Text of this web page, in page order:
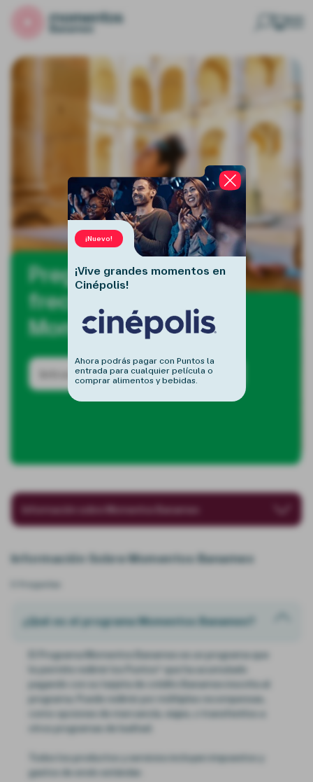
Preguntas
frecuentes de
Momentos Banamex
Información Sobre Momentos Banamex
¿Qué es el programa Momentos Banamex?
El Programa Momentos Banamex es un programa que
le permite redimir los Puntos* que ha acumulado
pagando con su tarjeta de crédito Banamex inscrita al
programa. Puede redimir por múltiples recompensas,
como opciones de mercancía, viajes, o transferirlos a
otros programas de lealtad.
Todos los productos y servicios incluyen impuestos y
gastos de envío estándar.
¡Nuevo!
¡Vive grandes momentos en
Cinépolis!
Ahora podrás pagar con Puntos la
entrada para cualquier película o
comprar alimentos y bebidas.